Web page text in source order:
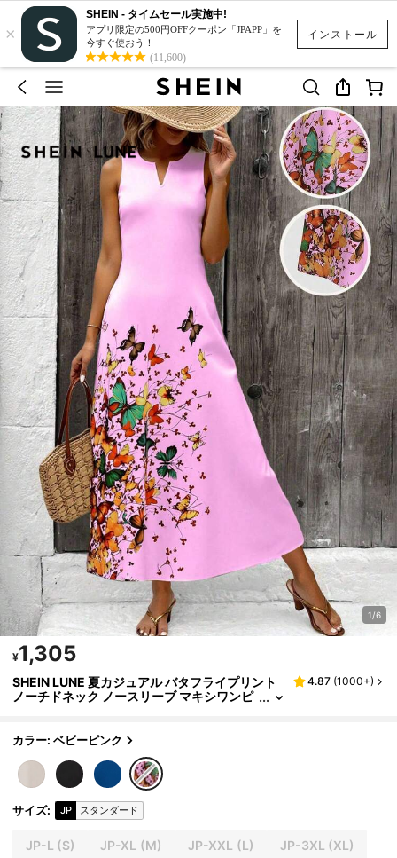
インストール
×
SHEIN - タイムセール実施中!
アプリ限定の500円OFFクーポン「JPAPP」を
今すぐ使おう！
(11,600)
1/6
¥1,305
SHEIN LUNE 夏カジュアル バタフライプリント
ノーチドネック ノースリーブ マキシワンピ
4.87 (1000+)
カラー: ベビーピンク
サイズ: JP スタンダード
JP-L (S) JP-XL (M) JP-XXL (L) JP-3XL (XL)